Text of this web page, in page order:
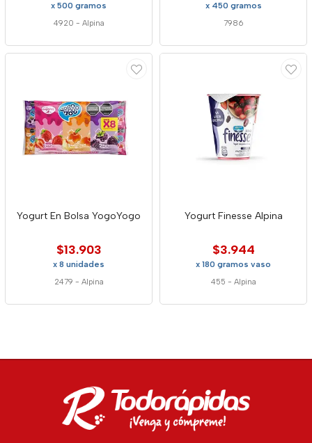
x 500 gramos
4920 - Alpina
x 450 gramos
7986
Yogurt En Bolsa YogoYogo
$13.903
x 8 unidades
2479 - Alpina
Yogurt Finesse Alpina
$3.944
x 180 gramos vaso
455 - Alpina